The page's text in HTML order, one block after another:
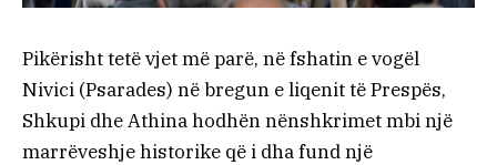
Pikërisht tetë vjet më parë, në fshatin e vogël
Nivici (Psarades) në bregun e liqenit të Prespës,
Shkupi dhe Athina hodhën nënshkrimet mbi një
marrëveshje historike që i dha fund një